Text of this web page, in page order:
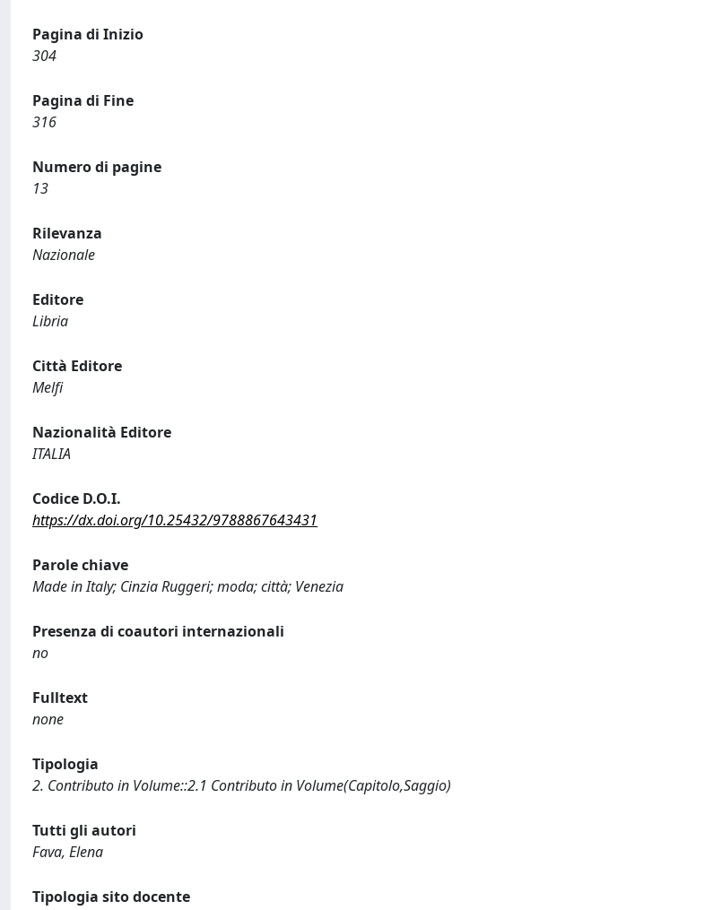
Pagina di Inizio
304
Pagina di Fine
316
Numero di pagine
13
Rilevanza
Nazionale
Editore
Libria
Città Editore
Melfi
Nazionalità Editore
ITALIA
Codice D.O.I.
https://dx.doi.org/10.25432/9788867643431
Parole chiave
Made in Italy; Cinzia Ruggeri; moda; città; Venezia
Presenza di coautori internazionali
no
Fulltext
none
Tipologia
2. Contributo in Volume::2.1 Contributo in Volume(Capitolo,Saggio)
Tutti gli autori
Fava, Elena
Tipologia sito docente